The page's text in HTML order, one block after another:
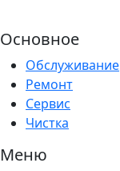
Основное
Обслуживание
Ремонт
Сервис
Чистка
Меню